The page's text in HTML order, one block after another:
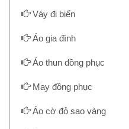
Váy đi biển
Áo gia đình
Áo thun đồng phục
May đồng phục
Áo cờ đỏ sao vàng